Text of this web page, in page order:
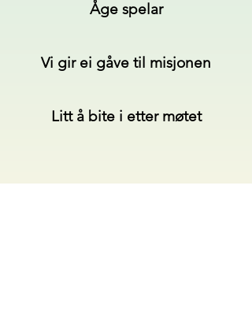
Åge spelar
Vi gir ei gåve til misjonen
Litt å bite i etter møtet